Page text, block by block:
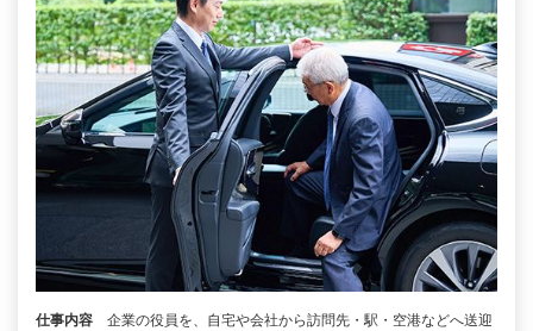
仕事内容
企業の役員を、自宅や会社から訪問先・駅・空港などへ送迎